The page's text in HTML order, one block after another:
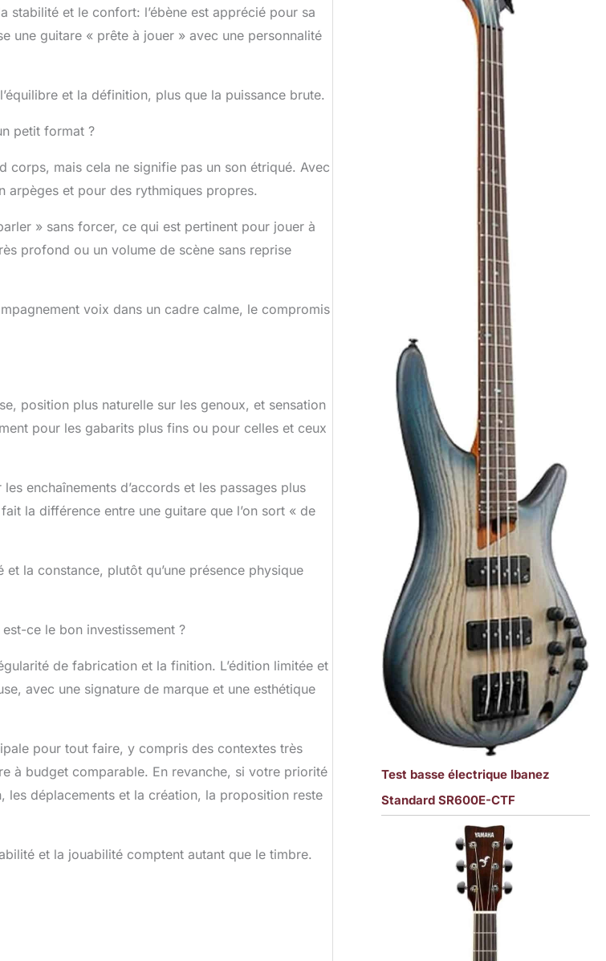
stabilité et le confort: l’ébène est apprécié pour sa
une guitare « prête à jouer » avec une personnalité
et la définition, plus que la puissance brute.
petit format ?
corps, mais cela ne signifie pas un son étriqué. Avec
arpèges et pour des rythmiques propres.
» sans forcer, ce qui est pertinent pour jouer à
profond ou un volume de scène sans reprise
voix dans un cadre calme, le compromis
position plus naturelle sur les genoux, et sensation
pour les gabarits plus fins ou pour celles et ceux
enchaînements d’accords et les passages plus
la différence entre une guitare que l’on sort « de
la constance, plutôt qu’une présence physique
ce le bon investissement ?
de fabrication et la finition. L’édition limitée et
avec une signature de marque et une esthétique
pour tout faire, y compris des contextes très
à budget comparable. En revanche, si votre priorité
les déplacements et la création, la proposition reste
et la jouabilité comptent autant que le timbre.
Test basse électrique Ibanez
Standard SR600E-CTF